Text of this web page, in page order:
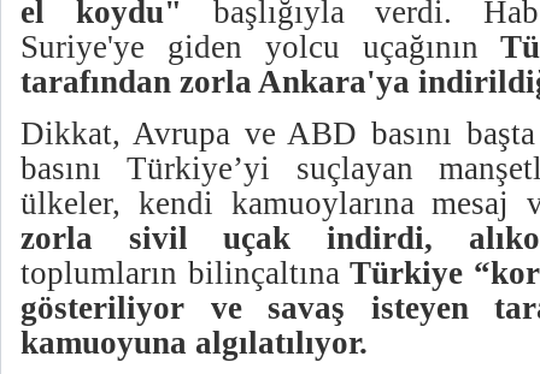
el koydu" başlığıyla verdi.
Suriye'ye giden yolcu uçağının
tarafından zorla Ankara'ya
Dikkat, Avrupa ve ABD basını
basınıTürkiye’yi suçlayan
ülkeler, kendi kamuoylarına mesaj
zorla sivil uçak indirdi,
toplumların bilinçaltına Türkiye
gösteriliyor ve savaş isteyen
kamuoyuna algılatılıyor.